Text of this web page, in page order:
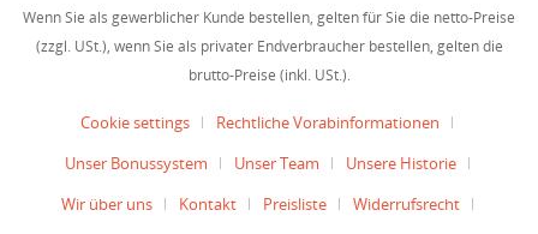
Wenn Sie als gewerblicher Kunde bestellen, gelten für Sie die netto-Preise
(zzgl. USt.), wenn Sie als privater Endverbraucher bestellen, gelten die
brutto-Preise (inkl. USt.).
Cookie settings
Rechtliche Vorabinformationen
Unser Bonussystem
Unser Team
Unsere Historie
Wir über uns
Kontakt Preisliste
Widerrufsrecht